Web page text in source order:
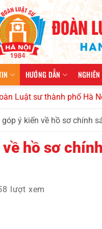
HƯỚNG DẪN
sư thành phố Hà Nội kiện
ý kiến về hồ sơ chính
hồ sơ
lượt xem